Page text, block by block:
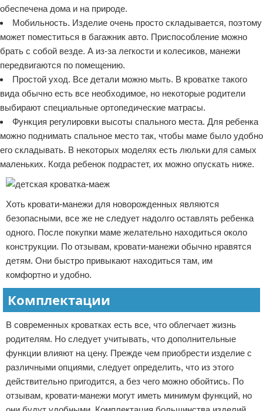
обеспечена дома и на природе.
Мобильность. Изделие очень просто складывается, поэтому
может поместиться в багажник авто. Приспособление можно
брать с собой везде. А из-за легкости и колесиков, манежи
передвигаются по помещению.
Простой уход. Все детали можно мыть. В кроватке такого
вида обычно есть все необходимое, но некоторые родители
выбирают специальные ортопедические матрасы.
Функция регулировки высоты спального места. Для ребенка
можно поднимать спальное место так, чтобы маме было удобно
его складывать. В некоторых моделях есть люльки для самых
маленьких. Когда ребенок подрастет, их можно опускать ниже.
Хоть кровати-манежи для новорожденных являются
безопасными, все же не следует надолго оставлять ребенка
одного. После покупки маме желательно находиться около
конструкции. По отзывам, кровати-манежи обычно нравятся
детям. Они быстро привыкают находиться там, им
комфортно и удобно.
Комплектации
В современных кроватках есть все, что облегчает жизнь
родителям. Но следует учитывать, что дополнительные
функции влияют на цену. Прежде чем приобрести изделие с
различными опциями, следует определить, что из этого
действительно пригодится, а без чего можно обойтись. По
отзывам, кровати-манежи могут иметь минимум функций, но